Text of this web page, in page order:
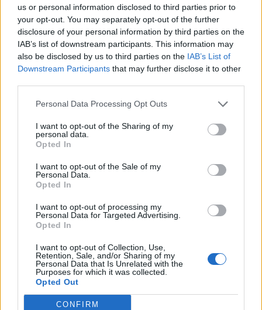
us or personal information disclosed to third parties prior to
your opt-out. You may separately opt-out of the further
disclosure of your personal information by third parties on the
IAB’s list of downstream participants. This information may
also be disclosed by us to third parties on the IAB’s List of
Downstream Participants that may further disclose it to other
Personal Data Processing Opt Outs
I want to opt-out of the Sharing of my
personal data.
Opted In
I want to opt-out of the Sale of my
Personal Data.
Opted In
I want to opt-out of processing my
Personal Data for Targeted Advertising.
Opted In
I want to opt-out of Collection, Use,
Retention, Sale, and/or Sharing of my
Personal Data that Is Unrelated with the
Purposes for which it was collected.
Opted Out
CONFIRM
Il materiale (testo, foto e video) consultabile in questo portale è di nostra proprietà.
Alcune foto (screenshot) ed articoli presenti su "Calciomercato Magazine" sono in parte
giunti da internet, in quanto arrivati alla nostra attenzione attraverso regolari
comunicati stampa con immagini e testi allegati ed autorizzati alla pubblicazione, e
quindi valutati di pubblico dominio. Se i soggetti o gli autori avessero qualcosa in
contrario alla pubblicazione, non avranno che da segnalarlo alla redazione (indirizzo
redazione@napolimagazine.com